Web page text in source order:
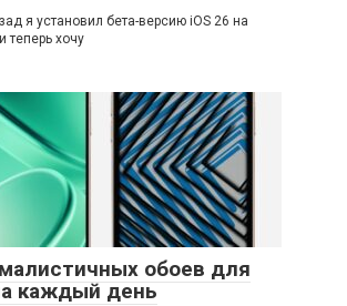
я установил бета-версию iOS 26 на
теперь хочу
обоев для
каждый день